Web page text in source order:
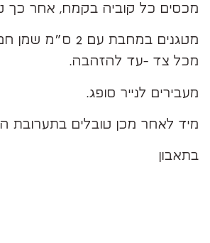
מכסים כל קוביה בקמח, אחר כך
מכל צד -עד להזהבה.
מעבירים לנייר סופג.
מיד לאחר מכן טובלים בתערובת
בתאבון